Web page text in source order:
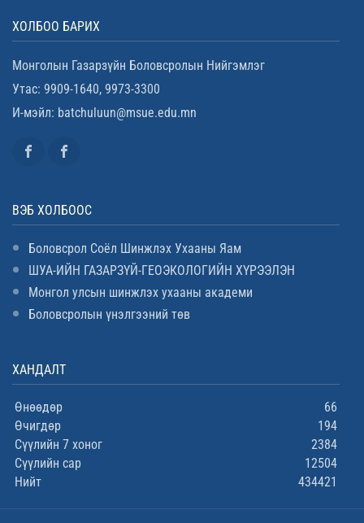
ХОЛБОО БАРИХ
Монголын Газарзүйн Боловсролын Нийгэмлэг
Утас: 9909-1640, 9973-3300
И-мэйл: batchuluun@msue.edu.mn
ВЭБ ХОЛБООС
Боловсрол Соёл Шинжлэх Ухааны Яам
ШУА-ИЙН ГАЗАРЗҮЙ-ГЕОЭКОЛОГИЙН ХҮРЭЭЛЭН
Монгол улсын шинжлэх ухааны академи
Боловсролын үнэлгээний төв
ХАНДАЛТ
Өнөөдөр
66
Өчигдөр
194
Сүүлийн 7 хоног
2384
Сүүлийн сар
12504
Нийт
434421